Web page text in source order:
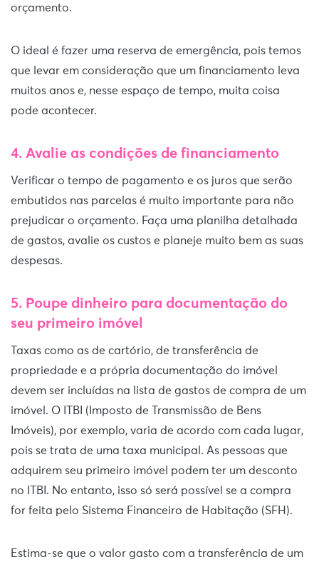
orçamento.
O ideal é fazer uma reserva de emergência, pois temos
que levar em consideração que um financiamento leva
muitos anos e, nesse espaço de tempo, muita coisa
pode acontecer.
4. Avalie as condições de financiamento
Verificar o tempo de pagamento e os juros que serão
embutidos nas parcelas é muito importante para não
prejudicar o orçamento. Faça uma planilha detalhada
de gastos, avalie os custos e planeje muito bem as suas
despesas.
5. Poupe dinheiro para documentação do
seu primeiro imóvel
Taxas como as de cartório, de transferência de
propriedade e a própria documentação do imóvel
devem ser incluídas na lista de gastos de compra de um
imóvel. O ITBI (Imposto de Transmissão de Bens
Imóveis), por exemplo, varia de acordo com cada lugar,
pois se trata de uma taxa municipal. As pessoas que
adquirem seu primeiro imóvel podem ter um desconto
no ITBI. No entanto, isso só será possível se a compra
for feita pelo Sistema Financeiro de Habitação (SFH).
Estima-se que o valor gasto com a transferência de um